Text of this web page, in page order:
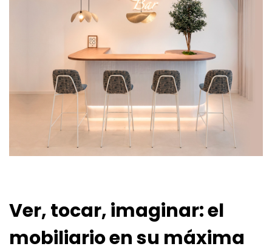
Ver, tocar, imaginar: el
mobiliario en su máxima